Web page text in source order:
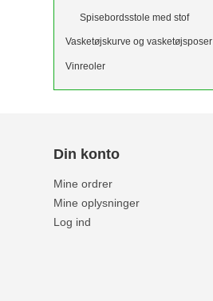
Spisebordsstole med stof
Vasketøjskurve og vasketøjsposer
Vinreoler
Din konto
Mine ordrer
Mine oplysninger
Log ind